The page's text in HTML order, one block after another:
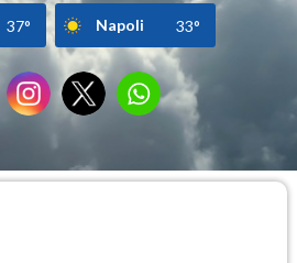
37° Napoli 33°